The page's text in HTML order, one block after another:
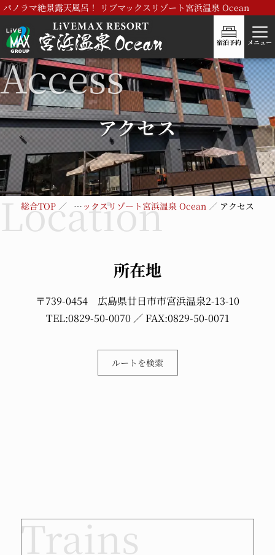
パノラマ絶景露天風呂！ リブマックスリゾート宮浜温泉 Ocean
宿泊予約 メニュー
アクセス
総合TOP リブマックスリゾート宮浜温泉 Ocean アクセス
所在地
〒739-0454
広島県廿日市市宮浜温泉2-13-10
TEL:0829-50-0070／ FAX:0829-50-0071
ルートを検索